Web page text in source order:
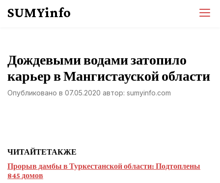
SUMYinfo
Дождевыми водами затопило
карьер в Мангистауской области
Опубликовано в 07.05.2020 автор: sumyinfo.com
ЧИТАЙТЕТАКЖЕ
Прорыв дамбы в Туркестанской области: Подтоплены
845 домов